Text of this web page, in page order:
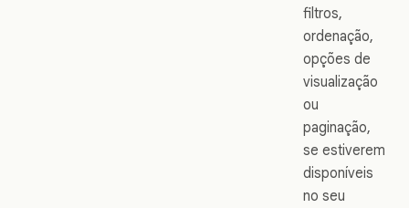
filtros,
ordenação,
opções de
visualização
ou
paginação,
se estiverem
disponíveis
no seu